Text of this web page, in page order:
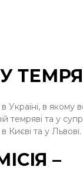
в якому
темряві та у
в Києві та у Львові.
–